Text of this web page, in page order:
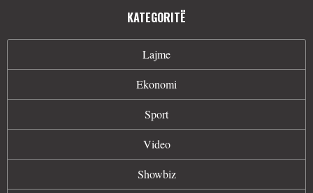
KATEGORITË
Lajme
Ekonomi
Sport
Video
Showbiz